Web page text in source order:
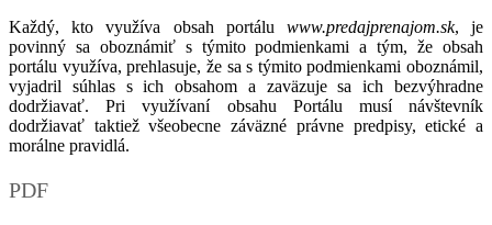
Každý, kto využíva obsah portálu www.predajprenajom.sk, je
povinný sa oboznámiť s týmito podmienkami a tým, že obsah
portálu využíva, prehlasuje, že sa s týmito podmienkami oboznámil,
vyjadril súhlas s ich obsahom a zaväzuje sa ich bezvýhradne
dodržiavať. Pri využívaní obsahu Portálu musí návštevník
dodržiavať taktiež všeobecne záväzné právne predpisy, etické a
morálne pravidlá.
PDF